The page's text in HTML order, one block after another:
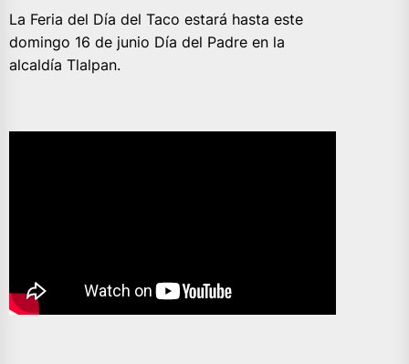
La Feria del Día del Taco estará hasta este
domingo 16 de junio Día del Padre en la
alcaldía Tlalpan.